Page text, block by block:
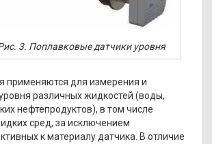
3. Поплавковые датчики уровня
применяются для измерения и
различных жидкостей (воды,
нефтепродуктов), в том числе
сред, за исключением
к материалу датчика. В отличие